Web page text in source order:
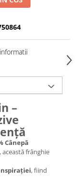
–
Cânepă
, această frânghie
, fiind